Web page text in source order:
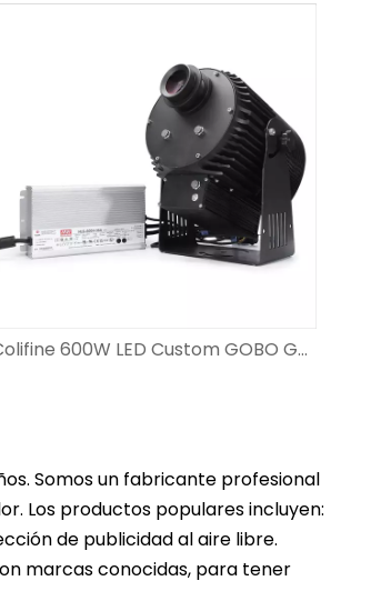
Colifine 600W LED Custom GOBO GOBO High Power Watts Logotipo Iluminación para la industria de la industria Publicidad al aire libre a gran escala WF-CL600
Somos un fabricante profesional
Los productos populares incluyen:
de publicidad al aire libre.
marcas conocidas, para tener